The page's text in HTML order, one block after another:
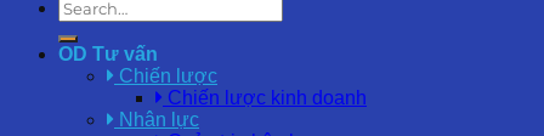
OD Tư vấn
Chiến lược
Chiến lược kinh doanh
Nhân lực